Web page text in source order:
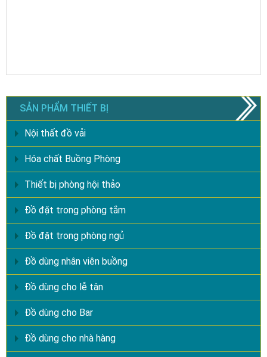
SẢN PHẨM THIẾT BỊ
Nội thất đồ vải
Hóa chất Buồng Phòng
Thiết bị phòng hội thảo
Đồ đặt trong phòng tắm
Đồ đặt trong phòng ngủ
Đồ dùng nhân viên buồng
Đồ dùng cho lễ tân
Đồ dùng cho Bar
Đồ dùng cho nhà hàng